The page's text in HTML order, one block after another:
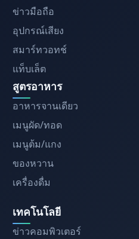
ข่าวมือถือ
อุปกรณ์เสียง
สมาร์ทวอทช์
แท็บเล็ต
สูตรอาหาร
อาหารจานเดียว
เมนูผัด/ทอด
เมนูต้ม/แกง
ของหวาน
เครื่องดื่ม
เทคโนโลยี
ข่าวคอมพิวเตอร์